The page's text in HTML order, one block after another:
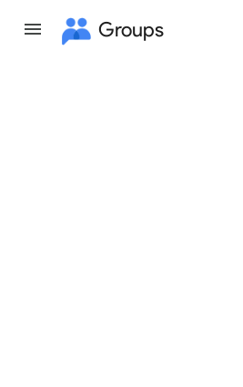
Groups